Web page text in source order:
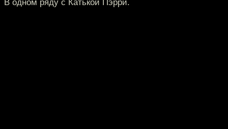
В одном ряду с Катькой Пэрри.